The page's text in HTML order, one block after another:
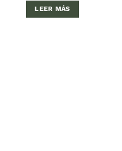
LEER MÁS